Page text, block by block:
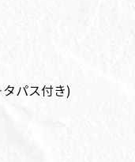
パス付き)